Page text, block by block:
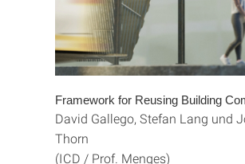
Framework for Reusing Building
David Gallego, Stefan Lang und
Thorn
(ICD / Prof. Menges)